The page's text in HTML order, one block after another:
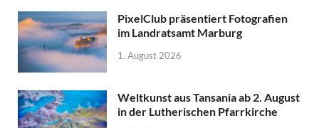
PixelClub präsentiert Fotografien
im Landratsamt Marburg
1. August 2026
Weltkunst aus Tansania ab 2. August
in der Lutherischen Pfarrkirche